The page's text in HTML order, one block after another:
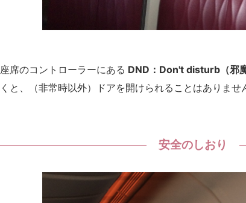
座席のコントローラーにある DND：Don't disturb（邪
くと、（非常時以外）ドアを開けられることはありませ
安全のしおり